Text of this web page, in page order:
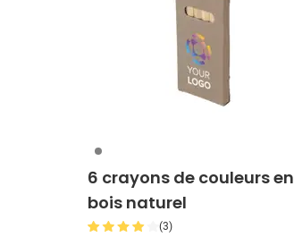
003
6 crayons de couleurs en
bois naturel
(3)